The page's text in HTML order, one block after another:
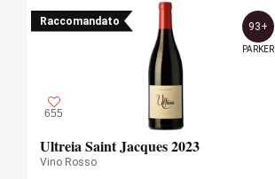
Raccomandato
655
93+
PARKER
Ultreia Saint Jacques 2023
Vino Rosso